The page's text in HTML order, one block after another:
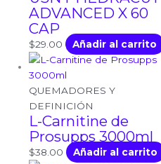
ADVANCED X 60
CAP
$29.00 Añadir al carrito
QUEMADORES Y
DEFINICIÓN
L-Carnitine de
Prosupps 3000ml
$38.00 Añadir al carrito